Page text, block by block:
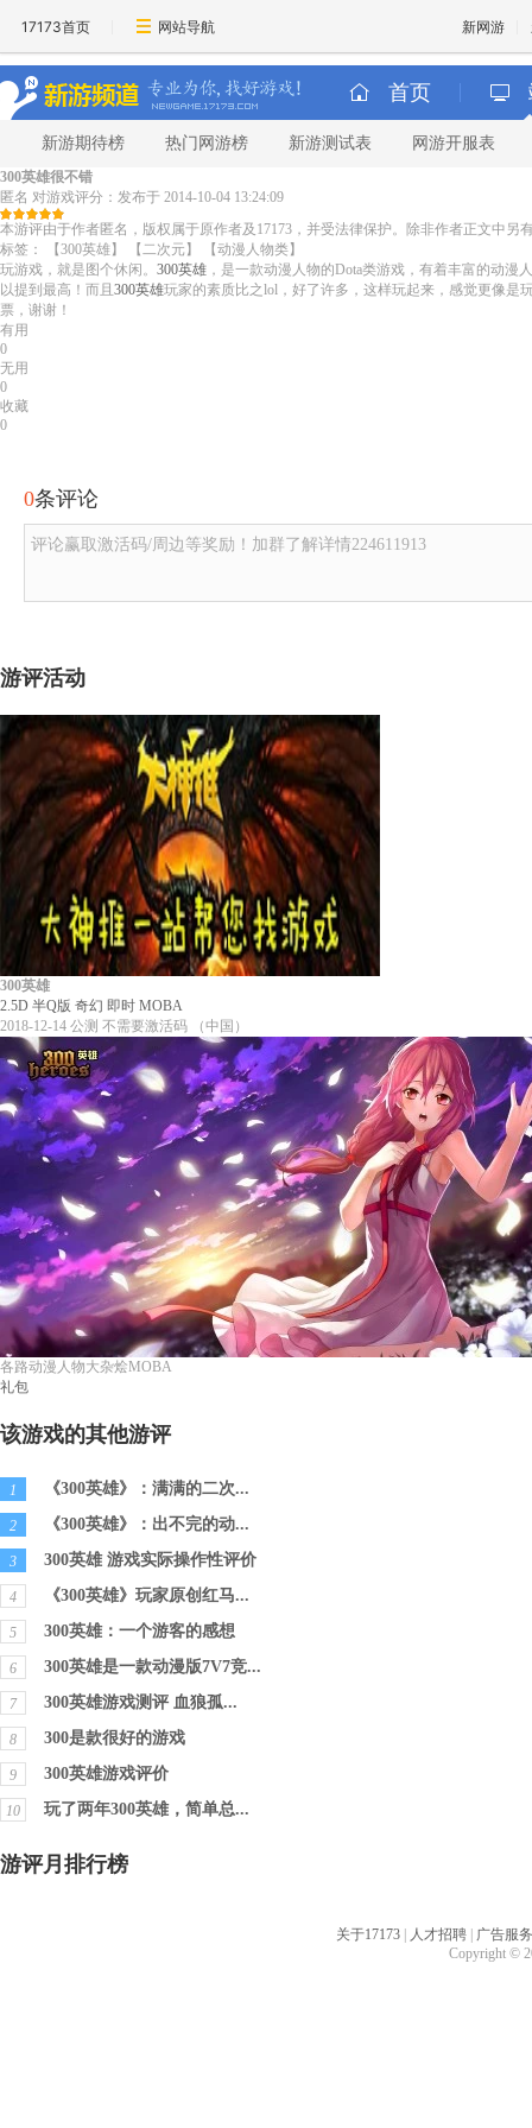
17173首页 网站导航 新网游
首页
新游期待榜 热门网游榜 新游测试表 网游开服表
300英雄很不错
匿名 对游戏评分： 发布于 2014-10-04 13:24:09
本游评由于作者匿名，版权属于原作者及17173，并受法律保护。除非作者正文中
标签：
【300英雄】 【二次元】
【动漫人物类】
玩游戏，就是图个休闲。 300英雄 ，是一款动漫人物的Dota类游戏，有着丰富的动
以提到最高！而且 300英雄玩家的素质比之lol，好了许多，这样玩起来，感觉更像是
票，谢谢！
有用
0
无用
0
收藏
0
0条评论
评论赢取激活码/周边等奖励！加群了解详情224611913
游评活动
300英雄
2.5D 半Q版 奇幻 即时 MOBA
2018-12-14 公测 不需要激活码 （中国）
各路动漫人物大杂烩MOBA
礼包
该游戏的其他游评
1 《300英雄》：满满的二次...
2 《300英雄》：出不完的动...
3 300英雄 游戏实际操作性评价
4 《300英雄》玩家原创红马...
5 300英雄：一个游客的感想
6 300英雄是一款动漫版7V7竞...
7 300英雄游戏测评 血狼孤...
8 300是款很好的游戏
9 300英雄游戏评价
10 玩了两年300英雄，简单总...
游评月排行榜
关于17173 | 人才招聘 | 广告服务
Copyright ©